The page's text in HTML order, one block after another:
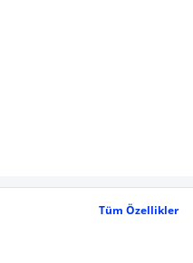
Tüm Özellikler